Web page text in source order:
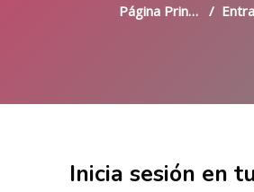
Página Principal
Inicia sesión en